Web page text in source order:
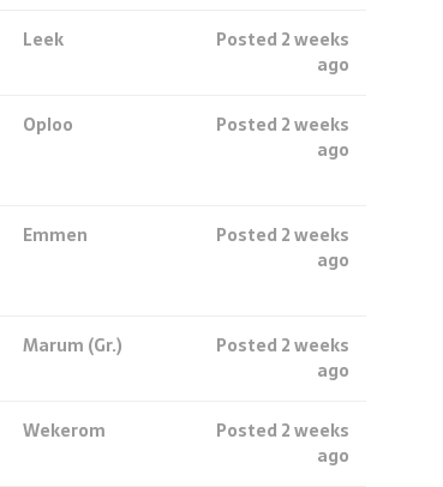
Leek
Posted 2 weeks
ago
Oploo
Posted 2 weeks
ago
Emmen
Posted 2 weeks
ago
Marum (Gr.)
Posted 2 weeks
ago
Wekerom
Posted 2 weeks
ago